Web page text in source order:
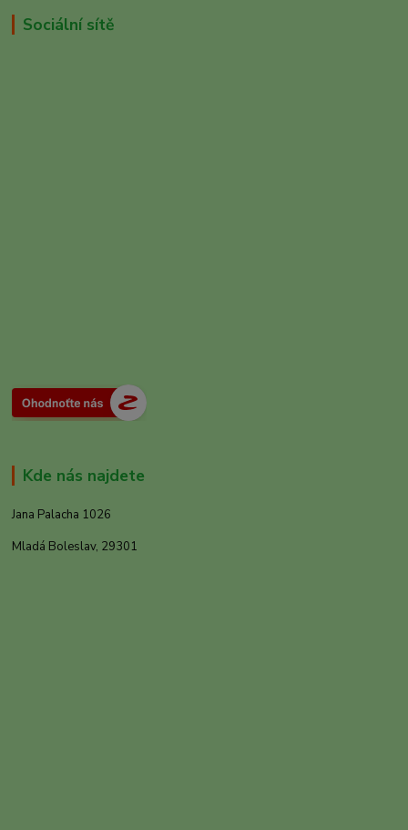
Sociální sítě
Kde nás najdete
Jana Palacha 1026
Mladá Boleslav, 29301